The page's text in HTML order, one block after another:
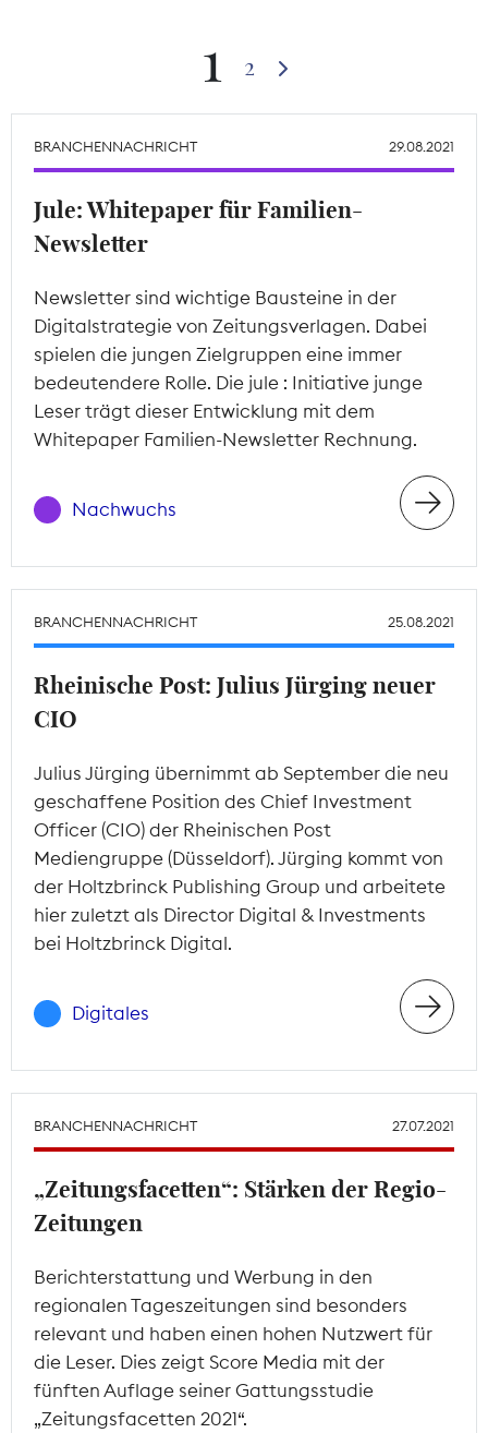
Theodor-Wolff-Preis
Wächterpreis
ALLE THEMEN
Mitgliederbereich
1 2
BRANCHENNACHRICHT 29.08.2021
Jule: Whitepaper für Familien-
Newsletter
Newsletter sind wichtige Bausteine in der
Digitalstrategie von Zeitungsverlagen. Dabei
spielen die jungen Zielgruppen eine immer
bedeutendere Rolle. Die jule : Initiative junge
Leser trägt dieser Entwicklung mit dem
Whitepaper Familien-Newsletter Rechnung.
Nachwuchs
BRANCHENNACHRICHT 25.08.2021
Rheinische Post: Julius Jürging neuer
CIO
Julius Jürging übernimmt ab September die neu
geschaffene Position des Chief Investment
Officer (CIO) der Rheinischen Post
Mediengruppe (Düsseldorf). Jürging kommt von
der Holtzbrinck Publishing Group und arbeitete
hier zuletzt als Director Digital & Investments
bei Holtzbrinck Digital.
Digitales
BRANCHENNACHRICHT 27.07.2021
„Zeitungsfacetten“: Stärken der Regio-
Zeitungen
Berichterstattung und Werbung in den
regionalen Tageszeitungen sind besonders
relevant und haben einen hohen Nutzwert für
die Leser. Dies zeigt Score Media mit der
fünften Auflage seiner Gattungsstudie
„Zeitungsfacetten 2021“.